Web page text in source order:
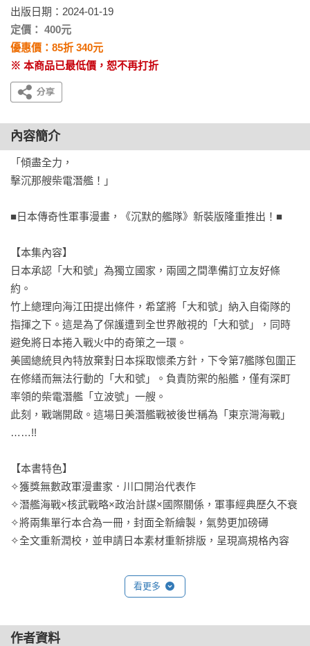
出版日期：2024-01-19
定價： 400元
優惠價：85折 340元
※ 本商品已最低價，恕不再打折
內容簡介
「傾盡全力，
擊沉那艘柴電潛艦！」
■日本傳奇性軍事漫畫，《沉默的艦隊》新裝版隆重推出！■
【本集內容】
日本承認「大和號」為獨立國家，兩國之間準備訂立友好條
約。
竹上總理向海江田提出條件，希望將「大和號」納入自衛隊的
指揮之下。這是為了保護遭到全世界敵視的「大和號」，同時
避免將日本捲入戰火中的奇策之一環。
美國總統貝內特放棄對日本採取懷柔方針，下令第7艦隊包圍正
在修繕而無法行動的「大和號」。負責防禦的船艦，僅有深町
率領的柴電潛艦「立波號」一艘。
此刻，戰端開啟。這場日美潛艦戰被後世稱為「東京灣海戰」
……!!
【本書特色】
✧獲獎無數政軍漫畫家．川口開治代表作
✧潛艦海戰×核武戰略×政治計謀×國際關係，軍事經典歷久不衰
✧將兩集單行本合為一冊，封面全新繪製，氣勢更加磅礡
✧全文重新潤校，並申請日本素材重新排版，呈現高規格內容
✦將開本放大為25K，閱讀更不費力
不透墨，畫面品質再升級
看更多
作者資料